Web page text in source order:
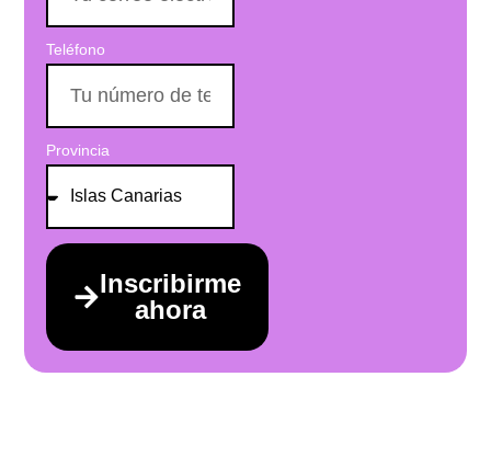
Teléfono
Provincia
Inscribirme
ahora